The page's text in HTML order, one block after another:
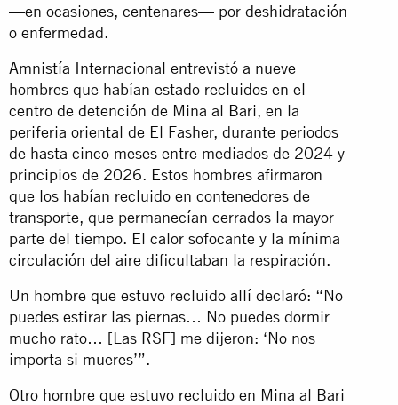
—en ocasiones, centenares— por deshidratación
o enfermedad.
Amnistía Internacional entrevistó a nueve
hombres que habían estado recluidos en el
centro de detención de Mina al Bari, en la
periferia oriental de El Fasher, durante periodos
de hasta cinco meses entre mediados de 2024 y
principios de 2026. Estos hombres afirmaron
que los habían recluido en contenedores de
transporte, que permanecían cerrados la mayor
parte del tiempo. El calor sofocante y la mínima
circulación del aire dificultaban la respiración.
Un hombre que estuvo recluido allí declaró: “No
puedes estirar las piernas… No puedes dormir
mucho rato… [Las RSF] me dijeron: ‘No nos
importa si mueres’”.
Otro hombre que estuvo recluido en Mina al Bari